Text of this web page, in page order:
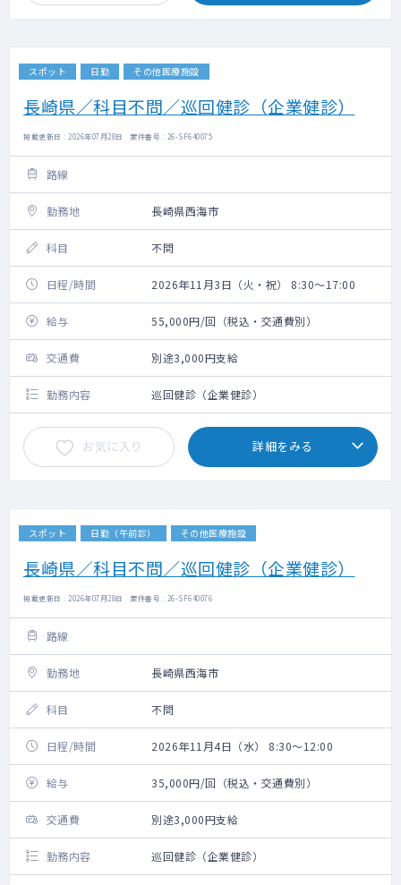
スポット 日勤 その他医療施設
長崎県／科目不問／巡回健診（企業健診）
掲載更新日 : 2026年07月28日 案件番号 : 26-SF640075
路線
勤務地 長崎県西海市
科目 不問
日程/時間 2026年11月3日（火・祝） 8:30～17:00
給与 55,000円/回（税込・交通費別）
交通費 別途3,000円支給
勤務内容 巡回健診（企業健診）
お気に入り 詳細をみる
スポット 日勤（午前診） その他医療施設
長崎県／科目不問／巡回健診（企業健診）
掲載更新日 : 2026年07月28日 案件番号 : 26-SF640076
路線
勤務地 長崎県西海市
科目 不問
日程/時間 2026年11月4日（水） 8:30～12:00
給与 35,000円/回（税込・交通費別）
交通費 別途3,000円支給
勤務内容 巡回健診（企業健診）